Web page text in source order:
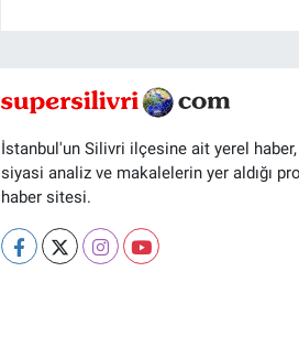
İstanbul'un Silivri ilçesine ait yerel haber,
siyasi analiz ve makalelerin yer aldığı
haber sitesi.